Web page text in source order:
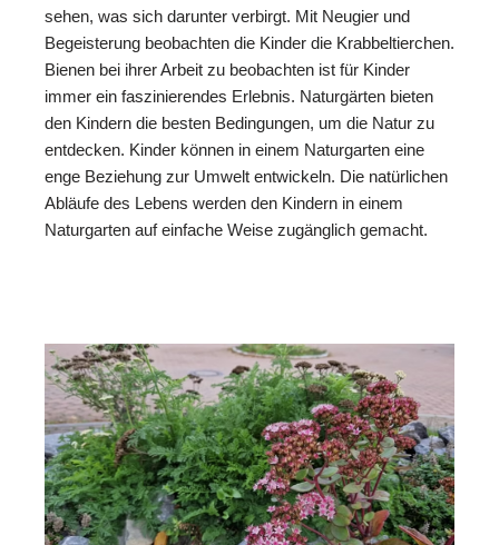
sehen, was sich darunter verbirgt. Mit Neugier und
Begeisterung beobachten die Kinder die Krabbeltierchen.
Bienen bei ihrer Arbeit zu beobachten ist für Kinder
immer ein faszinierendes Erlebnis. Naturgärten bieten
den Kindern die besten Bedingungen, um die Natur zu
entdecken. Kinder können in einem Naturgarten eine
enge Beziehung zur Umwelt entwickeln. Die natürlichen
Abläufe des Lebens werden den Kindern in einem
Naturgarten auf einfache Weise zugänglich gemacht.